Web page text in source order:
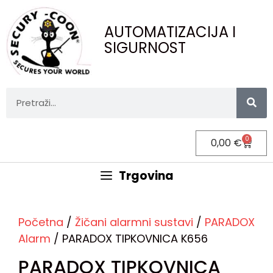
AUTOMATIZACIJA I
SIGURNOST
0,00 € 0
Trgovina
Početna / Žičani alarmni sustavi / PARADOX
Alarm / PARADOX TIPKOVNICA K656
PARADOX TIPKOVNICA